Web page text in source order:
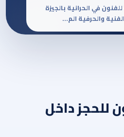
في الحرانية بالجيزة
والحرفية الم...
للحجز داخل